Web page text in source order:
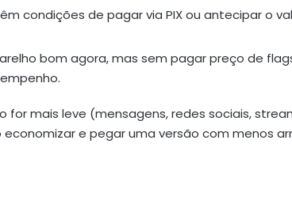
condições de pagar via PIX ou antecipar o
bom agora, mas sem pagar preço de
for mais leve (mensagens, redes sociais,
e pegar uma versão com menos